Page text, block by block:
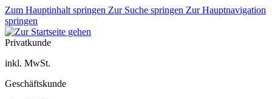
Zum Hauptinhalt springen Zur Suche springen Zur Hauptnavigation
springen
Privatkunde
inkl. MwSt.
Geschäftskunde